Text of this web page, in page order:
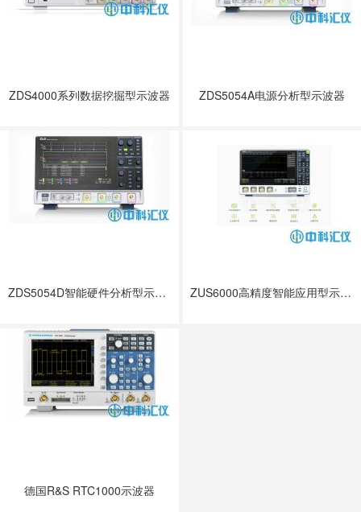
ZDS4000系列数据挖掘型示波器 ZDS5054A电源分析型示波器
ZDS5054D智能硬件分析型示波器 ZUS6000高精度智能应用型示波器
德国R&S RTC1000示波器